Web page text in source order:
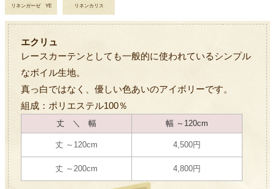
リネンガーゼ YE リネンカリス
エクリュ
レースカーテンとしても一般的に使われているシンプル
なボイル生地。
真っ白ではなく、優しい色あいのアイボリーです。
組成：ポリエステル100％
丈 ＼ 幅 幅 ～120cm
丈 ～120cm 4,500円
丈 ～200cm 4,800円